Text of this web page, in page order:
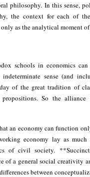
philosophy. In this sense,
the context for each of
as the analytical moment
schools in economics
sense (and
of the great tradition of
So the
an economy can function
economy lay as
of civil society.
of a general social creativity
between